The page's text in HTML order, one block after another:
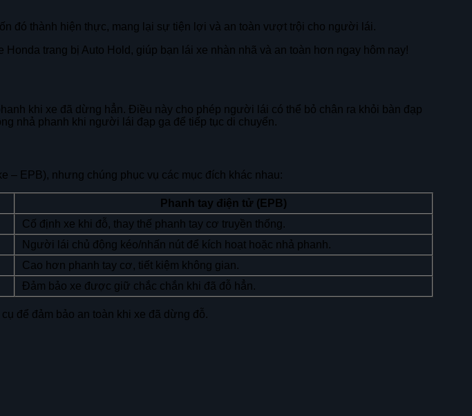
đó thành hiện thực, mang lại sự tiện lợi và an toàn vượt trội cho người lái.
Honda trang bị Auto Hold, giúp bạn lái xe nhàn nhã và an toàn hơn ngay hôm nay!
khi xe đã dừng hẳn. Điều này cho phép người lái có thể bỏ chân ra khỏi bàn đạp
nhả phanh khi người lái đạp ga để tiếp tục di chuyển.
– EPB), nhưng chúng phục vụ các mục đích khác nhau:
Phanh tay điện tử (EPB)
Cố định xe khi đỗ, thay thế phanh tay cơ truyền thống.
Người lái chủ động kéo/nhấn nút để kích hoạt hoặc nhả phanh.
Cao hơn phanh tay cơ, tiết kiệm không gian.
Đảm bảo xe được giữ chắc chắn khi đã đỗ hẳn.
để đảm bảo an toàn khi xe đã dừng đỗ.